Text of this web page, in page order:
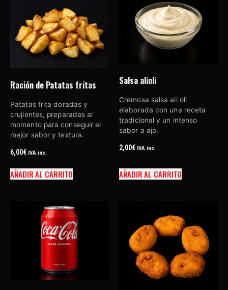
Ración de Patatas fritas
Patatas frita doradas y
crujientes, preparadas al
momento para conseguir el
mejor sabor y textura.
6,00€ IVA inc.
AÑADIR AL CARRITO
Salsa alioli
Cremosa salsa ali oli
elaborada con una receta
tradicional y un intenso
sabor a ajo.
2,00€ IVA inc.
AÑADIR AL CARRITO